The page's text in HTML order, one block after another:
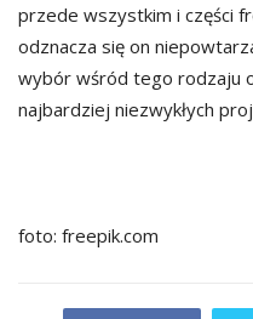
przede wszystkim i części
odznacza się on
wybór wśród tego rodzaju
najbardziej niezwykłych
foto: freepik.com